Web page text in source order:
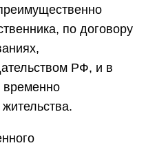
по договору
РФ, и в
временно